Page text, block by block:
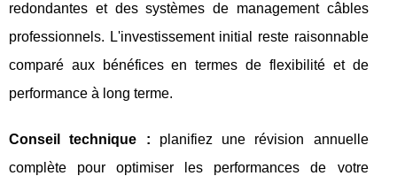
redondantes et des systèmes de management câbles
professionnels. L'investissement initial reste raisonnable
comparé aux bénéfices en termes de flexibilité et de
performance à long terme.
Conseil technique : planifiez une révision annuelle
complète pour optimiser les performances de votre